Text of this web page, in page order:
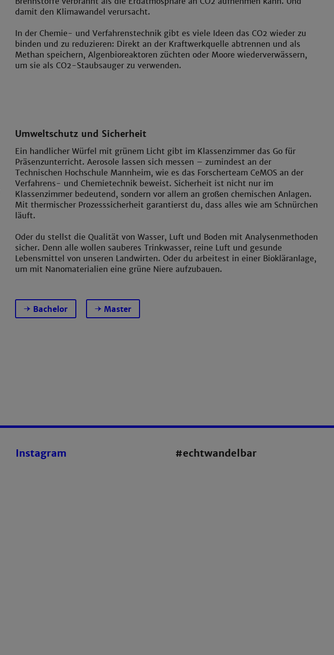
damit den Klimawandel verursacht.
In der Chemie- und Verfahrenstechnik gibt es viele Ideen das CO2 wieder zu
binden und zu reduzieren: Direkt an der Kraftwerkquelle abtrennen und als
Methan speichern, Algenbioreaktoren züchten oder Moore wiederverwässern,
um sie als CO2-Staubsauger zu verwenden.
Umweltschutz und Sicherheit
Ein handlicher Würfel mit grünem Licht gibt im Klassenzimmer das Go für
Präsenzunterricht. Aerosole lassen sich messen – zumindest an der
Technischen Hochschule Mannheim, wie es das Forscherteam CeMOS an der
Verfahrens- und Chemietechnik beweist. Sicherheit ist nicht nur im
Klassenzimmer bedeutend, sondern vor allem an großen chemischen Anlagen.
Mit thermischer Prozesssicherheit garantierst du, dass alles wie am Schnürchen
läuft.
Oder du stellst die Qualität von Wasser, Luft und Boden mit Analysenmethoden
sicher. Denn alle wollen sauberes Trinkwasser, reine Luft und gesunde
Lebensmittel von unseren Landwirten. Oder du arbeitest in einer Biokläranlage,
um mit Nanomaterialien eine grüne Niere aufzubauen.
Bachelor Master
Instagram #echtwandelbar